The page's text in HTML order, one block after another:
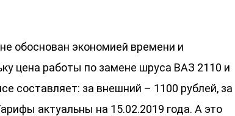
обоснован экономией времени и
цена работы по замене шруса ВАЗ 2110 и
составляет: за внешний – 1100 рублей, за
актуальны на 15.02.2019 года. А это